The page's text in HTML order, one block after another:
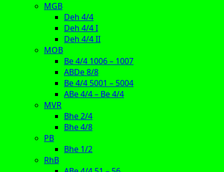
MGB
Deh 4/4
Deh 4/4 I
Deh 4/4 II
MOB
Be 4/4 1006 – 1007
ABDe 8/8
Be 4/4 5001 – 5004
ABe 4/4 – Be 4/4
MVR
Bhe 2/4
Bhe 4/8
PB
Bhe 1/2
RhB